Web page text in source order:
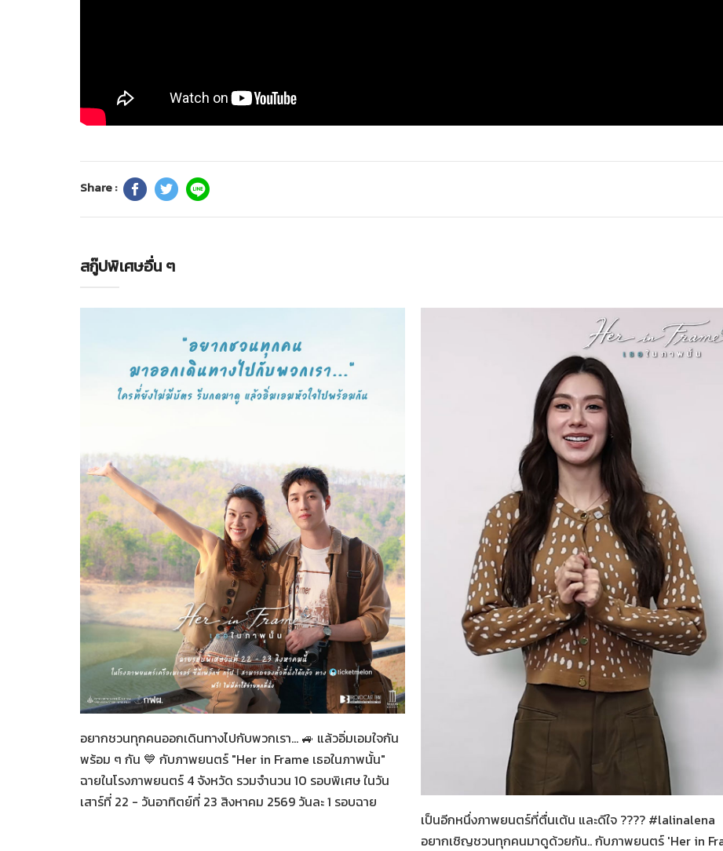
Share :
สกู๊ปพิเศษอื่น ๆ
07-08-2569
Her in Frame เธอในภาพนั้น
อยากชวนทุกคนออกเดินทางไปกับพวกเรา... 🚙 แล้วอิ่มเอมใจกัน
พร้อม ๆ กัน 💙 กับภาพยนตร์ "Her in Frame เธอในภาพนั้น"
ฉายในโรงภาพยนตร์ 4 จังหวัด รวมจำนวน 10 รอบพิเศษ ในวัน
เสาร์ที่ 22 - วันอาทิตย์ที่ 23 สิงหาคม 2569 วันละ 1 รอบฉาย
06-08-2569
Her in Frame เธอในภาพนั้น
เป็นอีกหนึ่งภาพยนตร์ที่ตื่นเต้น และดีใจ ???? #lalinalena
อยากเชิญชวนทุกคนมาดูด้วยกัน.. กับภาพยนตร์ 'Her in